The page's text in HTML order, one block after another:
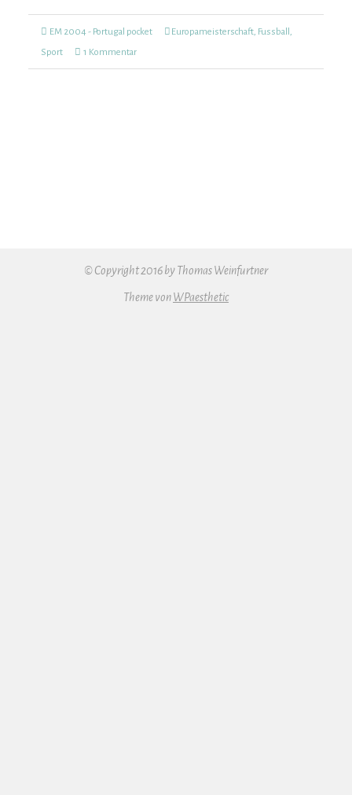
Kategorien
EM 2004 - Portugal pocket TagsEuropameisterschaft, Fussball ,
Sport
1 Kommentarzu
UEFA
© Copyright 2016 by Thomas Weinfurtner
Theme vonWPaesthetic